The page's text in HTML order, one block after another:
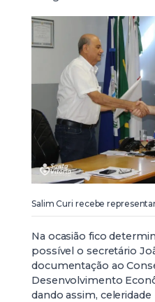
Salim Curi recebe
Na ocasião fico
possível o secretário
documentação ao
Desenvolvimento
dando assim,